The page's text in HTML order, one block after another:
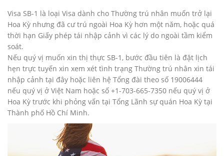
Visa SB-1 là loại Visa dành cho Thường trú nhân muốn trở lại
Hoa Kỳ nhưng đã cư trú ngoài Hoa Kỳ hơn một năm, hoặc quá
thời hạn Giấy phép tái nhập cảnh vì các lý do ngoài tầm kiểm
soát.
Nếu quý vị muốn xin thị thực SB-1, bước đầu tiên là đặt lịch
hẹn trực tuyến xin xem xét tình trạng Thường trú nhân xin tái
nhập cảnh tại đây hoặc liên hệ Tổng đài theo số 19006444
nếu quý vị ở Việt Nam hoặc số +1-703-665-7350 nếu quý vị ở
Hoa Kỳ trước khi phỏng vấn tại Tổng Lãnh sự quán Hoa Kỳ tại
Thành phố Hồ Chí Minh.